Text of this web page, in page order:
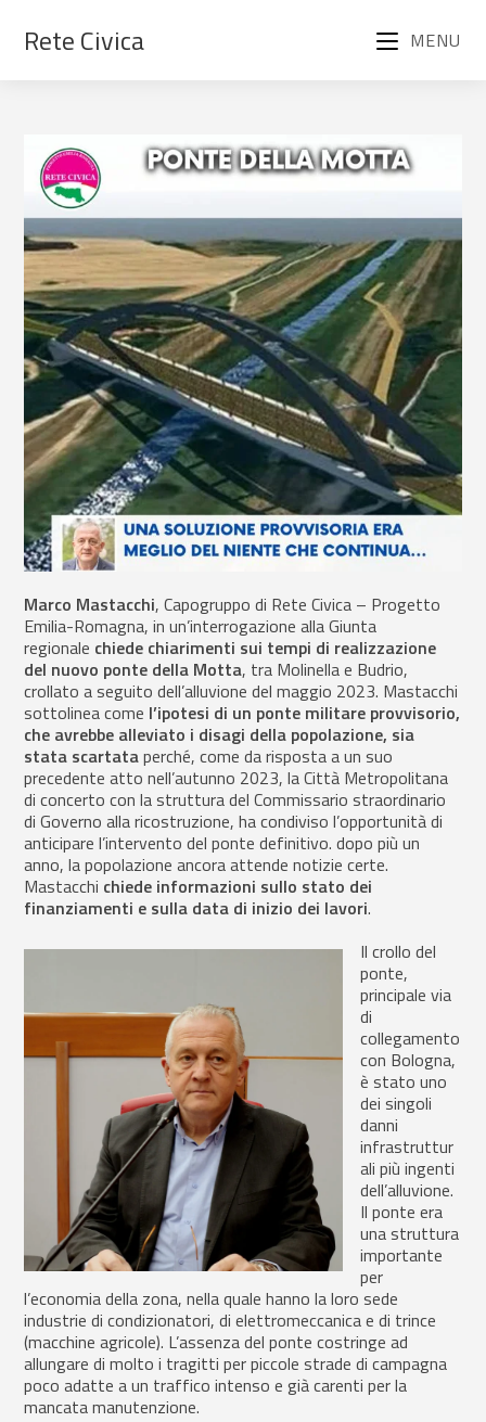
Rete Civica MENU
Marco Mastacchi, Capogruppo di Rete Civica – Progetto
Emilia-Romagna, in un’interrogazione alla Giunta
regionale chiede chiarimenti sui tempi di realizzazione
del nuovo ponte della Motta, tra Molinella e Budrio,
crollato a seguito dell’alluvione del maggio 2023. Mastacchi
sottolinea come l’ipotesi di un ponte militare provvisorio,
che avrebbe alleviato i disagi della popolazione, sia
stata scartataperché, come da risposta a un suo
precedente atto nell’autunno 2023, la Città Metropolitana
di concerto con la struttura del Commissario straordinario
di Governo alla ricostruzione, ha condiviso l’opportunità di
anticipare l’intervento del ponte definitivo. dopo più un
anno, la popolazione ancora attende notizie certe.
Mastacchi chiede informazioni sullo stato dei
finanziamenti e sulla data di inizio dei lavori.
Il crollo del
ponte,
principale via
di
collegamento
con Bologna,
è stato uno
dei singoli
danni
infrastruttur
ali più ingenti
dell’alluvione.
Il ponte era
una struttura
importante
per
l’economia della zona, nella quale hanno la loro sede
industrie di condizionatori, di elettromeccanica e di trince
(macchine agricole). L’assenza del ponte costringe ad
allungare di molto i tragitti per piccole strade di campagna
poco adatte a un traffico intenso e già carenti per la
mancata manutenzione.